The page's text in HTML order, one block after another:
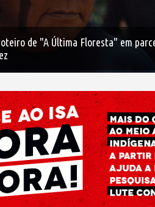
de "A Última Floresta" em